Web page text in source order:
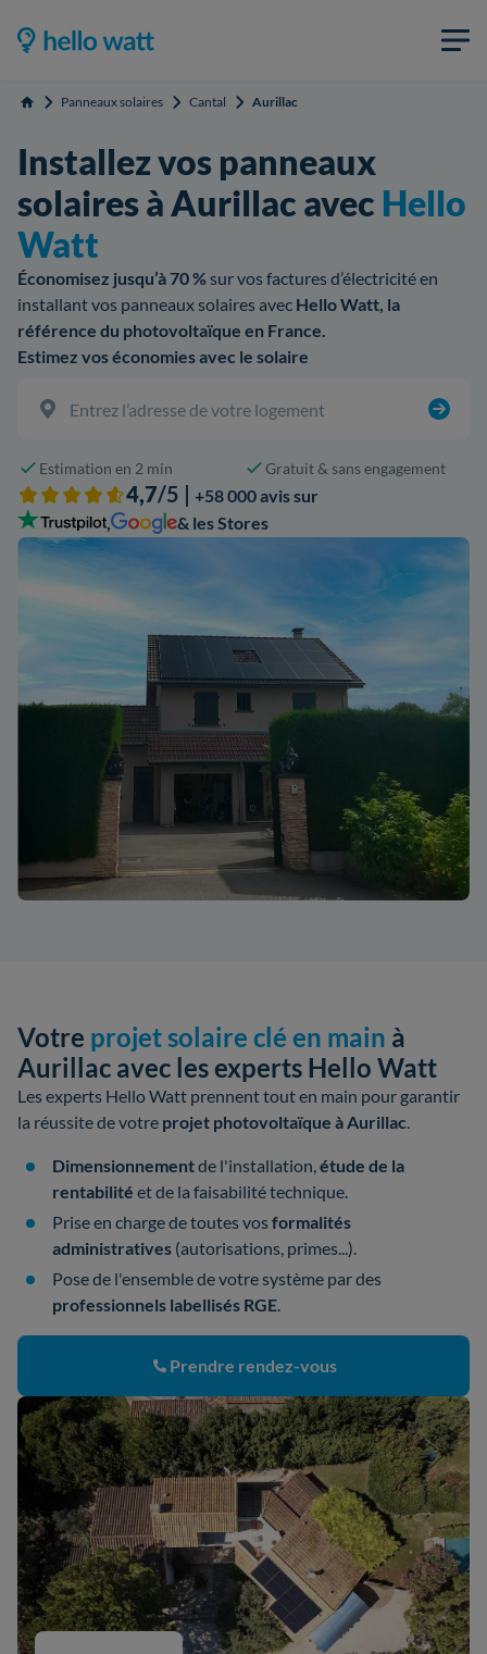
Accueil Panneaux solaires Cantal Aurillac
Installez vos panneaux
solaires à Aurillac avec Hello
Watt
Économisez jusqu’à 70 %sur vos factures d’électricité en
installant vos panneaux solaires avec Hello Watt, la
référence du photovoltaïque en France.
Estimez vos économies avec le solaire
Estimation en 2 min Gratuit & sans engagement
4,7/5 | +58 000 avis sur
,
& les Stores
Votre projet solaire clé en main à
Aurillac avec les experts Hello Watt
Les experts Hello Watt prennent tout en main pour garantir
la réussite de votre projet photovoltaïque à Aurillac
Dimensionnementde l'installation, étude de la
rentabilité et de la faisabilité technique.
Prise en charge de toutes vosformalités
administratives (autorisations, primes...).
Pose de l'ensemble de votre système par des
professionnels labellisés RGE
Prendre rendez-vous